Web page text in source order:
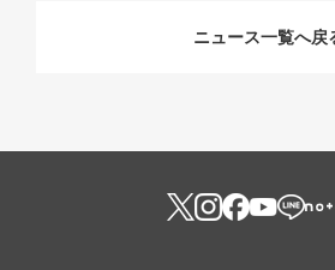
ニュース一覧へ戻